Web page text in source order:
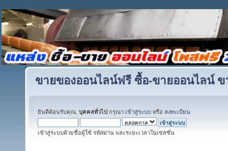
ขายของออนไลน์ฟรี ซื้อ-ขายออนไลน์
ยินดีต้อนรับคุณ, บุคคลทั่วไป กรุณา เข้าสู่ระบบ หรือ ลงทะเบียน
เข้าสู่ระบบด้วยชื่อผู้ใช้ รหัสผ่าน และระยะเวลาในเซสชั่น